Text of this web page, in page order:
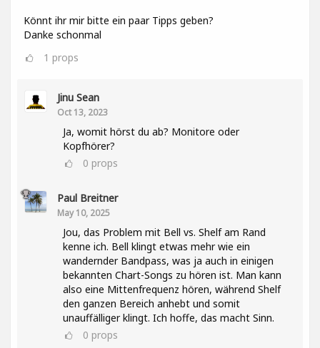
Könnt ihr mir bitte ein paar Tipps geben?
Danke schonmal
1 props
Jinu Sean
Oct 13, 2023
Ja, womit hörst du ab? Monitore oder
Kopfhörer?
0 props
Paul Breitner
May 10, 2025
Jou, das Problem mit Bell vs. Shelf am Rand
kenne ich. Bell klingt etwas mehr wie ein
wandernder Bandpass, was ja auch in einigen
bekannten Chart-Songs zu hören ist. Man kann
also eine Mittenfrequenz hören, während Shelf
den ganzen Bereich anhebt und somit
unauffälliger klingt. Ich hoffe, das macht Sinn.
0 props